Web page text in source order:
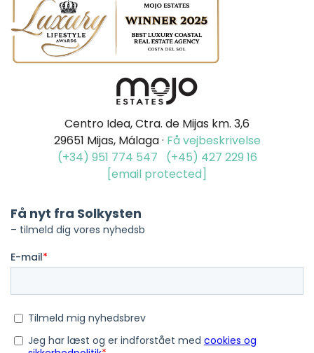
Centro Idea, Ctra. de Mijas km. 3,6
29651 Mijas, Málaga · Få vejbeskrivelse
(+34) 951 774 547
(+45) 427 229 16
[email protected]